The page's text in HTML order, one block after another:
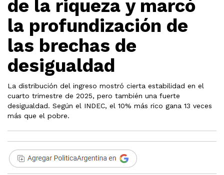
de la riqueza y marcó
la profundización de
las brechas de
desigualdad
La distribución del ingreso mostró cierta estabilidad en el
cuarto trimestre de 2025, pero también una fuerte
desigualdad. Según el INDEC, el 10% más rico gana 13 veces
más que el pobre.